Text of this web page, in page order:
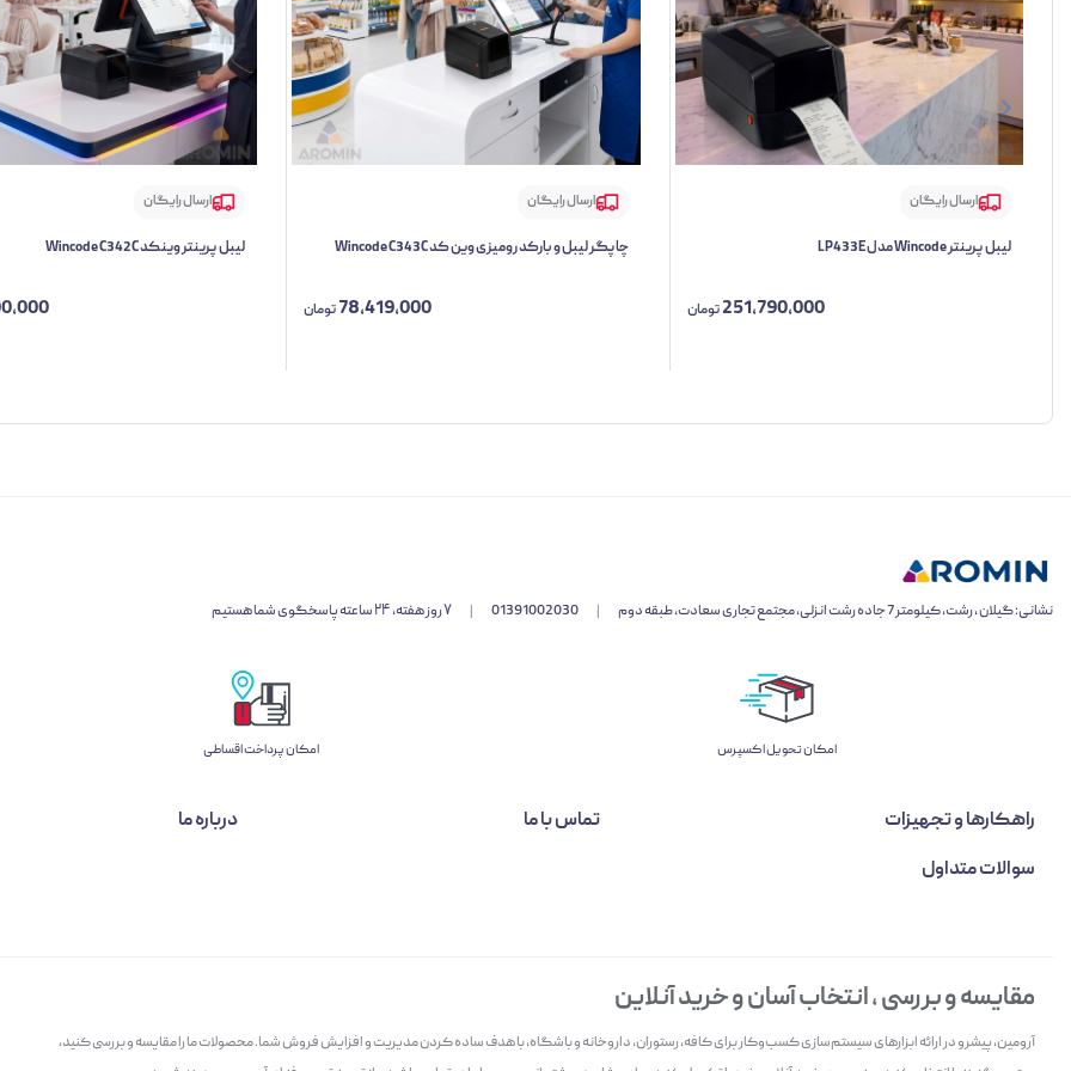
ارسال رایگان
لیبل پرینتر Wincode مدل LP433E
251,790,000 تومان
ارسال رایگان
چاپگر لیبل و بارکد رومیزی وین کد Wincode C343C
78,419,000تومان
ارسال رایگان
لیبل پرینتر وینکد Wincode C342C
نشانی: گیلان ، رشت، کیلومتر 7 جاده رشت انزلی، مجتمع تجاری سعادت، طبقه دوم |
01391002030
| ۷ روز هفته، ۲۴ ساعته پاسخگوی شما هستیم
اﻣﮑﺎن ﺗﺤﻮﯾﻞ اﮐﺴﭙﺮس امکان پرداخت اقساطی
راهکارها و تجهیزات تماس با ما
درباره ما
سوالات متداول
مقایسه و بررسی ، انتخاب آسان و خرید آنلاین
آرومین، پیشرو در ارائه ابزارهای سیستم‌سازی کسب‌وکار برای کافه، رستوران، داروخانه و باشگاه، با هدف ساده کردن مدیریت و افزایش فروش شما. محصولات ما را مقایسه و بررسی کنید،